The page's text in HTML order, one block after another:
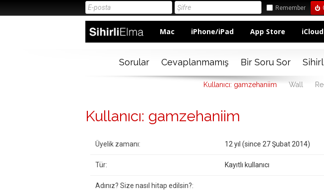
Remember
Mac iPhone/iPad App Store iCloud
Sorular Cevaplanmamış Bir Soru Sor
Kullanıcı: gamzehaniim Wall
Kullanıcı: gamzehaniim
Üyelik zamanı: 12 yıl (since 27 Şubat 2014)
Tür: Kayıtlı kullanıcı
Adınız? Size nasıl hitap edilsin?: